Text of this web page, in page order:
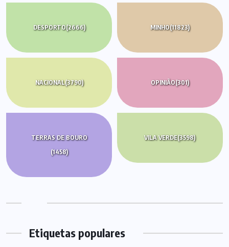
DESPORTO(2666) MINHO(11823)
NACIONAL(3790) OPINIÃO(301)
TERRAS DE BOURO
(1458)
VILA VERDE(3598)
Etiquetas populares